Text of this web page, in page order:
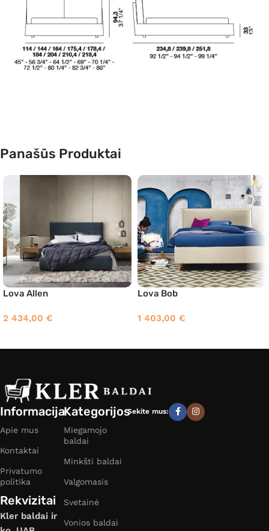
Panašūs Produktai
Lova Allen
2 434,00 €
Lova Bob
1 403,00 €
Informacija
Apie mus
Kontaktai
Privatumo
politika
Rekvizitai
Kler baldai ir
Kategorijos
Miegamojo
baldai
Minkšti baldai
Valgomasis
Svetainė
Vonios baldai
Sekite mus: